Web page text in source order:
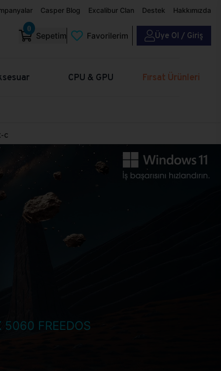
Casper Blog Excalibur Clan Destek Hakkımızda
0
Sepetim Favorilerim Üye Ol / Giriş
CPU & GPU Fırsat Ürünleri
C
FREEDOS